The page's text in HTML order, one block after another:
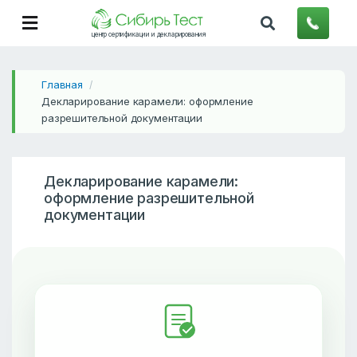
центр сертификации и декларирования
Главная /
Декларирование карамели: оформление
разрешительной документации
Декларирование карамели:
оформление разрешительной
документации